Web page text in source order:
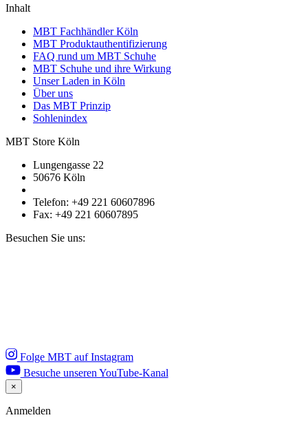
Inhalt
MBT Fachhändler Köln
MBT Produktauthentifizierung
FAQ rund um MBT Schuhe
MBT Schuhe und ihre Wirkung
Unser Laden in Köln
Über uns
Das MBT Prinzip
Sohlenindex
MBT Store Köln
Lungengasse 22
50676 Köln
Telefon: +49 221 60607896
Fax: +49 221 60607895
Besuchen Sie uns:
Folge MBT auf Instagram
Besuche unseren YouTube-Kanal
×
Close
Anmelden